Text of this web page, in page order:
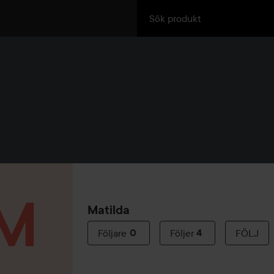
Matilda
Följare 0 Följer 4 FÖLJ